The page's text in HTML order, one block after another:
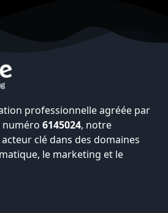
professionnelle agréée par
numéro 6145024, notre
clé dans des domaines
le marketing et le